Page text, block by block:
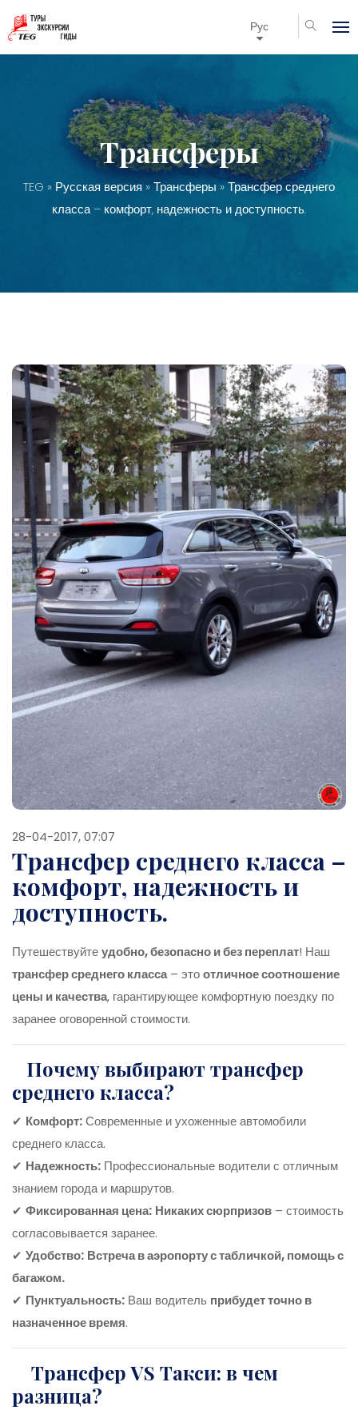
Рус
Трансферы
TEG » Русская версия»Трансферы» Трансфер среднего
класса – комфорт, надежность и доступность.
28-04-2017, 07:07
Трансфер среднего класса –
комфорт, надежность и
доступность.
Путешествуйтеудобно, безопасно и без переплат! Наш
трансфер среднего класса– этоотличное соотношение
цены и качества, гарантирующее комфортную поездку по
заранее оговоренной стоимости.
Почему выбирают трансфер
среднего класса?
✔ Комфорт:Современные и ухоженные автомобили
среднего класса.
✔ Надежность: Профессиональные водители с отличным
знанием города и маршрутов.
✔ Фиксированная цена: Никаких сюрпризов – стоимость
согласовывается заранее.
✔ Удобство: Встреча в аэропорту с табличкой, помощь с
багажом.
✔ Пунктуальность: Ваш водитель прибудет точно в
назначенное время.
Трансфер VS Такси: в чем
разница?